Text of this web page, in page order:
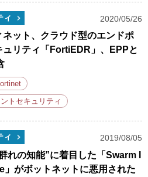
ィ 2020/05/26
ネット、クラウド型のエンドポ
ュリティ「FortiEDR」、EPPと
トセキュリティ
ィ 2019/08/05
れの知能”に着目した「Swarm I
がボットネットに悪用された